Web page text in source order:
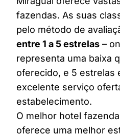
fazendas. As suas
pelo método de
entre 1 a 5 estrelas –
representa uma baixa
oferecido, e 5 estrelas
excelente serviço
estabelecimento.
O melhor hotel
oferece uma melhor